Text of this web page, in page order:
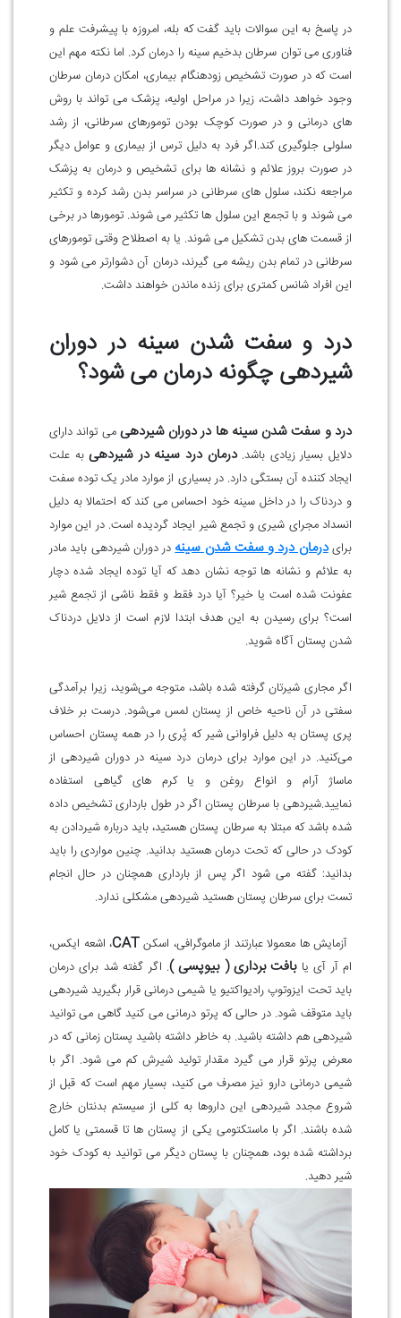
در پاسخ به این سوالات باید گفت که بله، امروزه با پیشرفت علم و
فناوری می توان سرطان بدخیم سینه را درمان کرد. اما نکته مهم این
است که در صورت تشخیص زودهنگام بیماری، امکان درمان سرطان
وجود خواهد داشت، زیرا در مراحل اولیه، پزشک می تواند با روش
های درمانی و در صورت کوچک بودن تومورهای سرطانی، از رشد
سلولی جلوگیری کند.اگر فرد به دلیل ترس از بیماری و عوامل دیگر
در صورت بروز علائم و نشانه ها برای تشخیص و درمان به پزشک
مراجعه نکند، سلول های سرطانی در سراسر بدن رشد کرده و تکثیر
می شوند و با تجمع این سلول ها تکثیر می شوند. تومورها در برخی
از قسمت های بدن تشکیل می شوند. یا به اصطلاح وقتی تومورهای
سرطانی در تمام بدن ریشه می گیرند، درمان آن دشوارتر می شود و
این افراد شانس کمتری برای زنده ماندن خواهند داشت.
درد و سفت شدن سینه در دوران
شیردهی چگونه درمان می شود؟
درد و سفت شدن سینه ها در دوران شیردهی می تواند دارای
دلایل بسیار زیادی باشد.درمان درد سینه در شیردهیبه علت
ایجاد کننده آن بستگی دارد. در بسیاری از موارد مادر یک توده سفت
و دردناک را در داخل سینه خود احساس می کند که احتمالا به دلیل
انسداد مجرای شیری و تجمع شیر ایجاد گردیده است. در این موارد
برایدرمان درد و سفت شدن سینهدر دوران شیردهی باید مادر
به علائم و نشانه ها توجه نشان دهد که آیا توده ایجاد شده دچار
عفونت شده است یا خیر؟ آیا درد فقط و فقط ناشی از تجمع شیر
است؟ برای رسیدن به این هدف ابتدا لازم است از دلایل دردناک
شدن پستان آگاه شوید.
اگر مجاری شیرتان گرفته شده باشد، متوجه می‌شوید، زیرا برآمدگی
سفتی در آن ناحیه خاص از پستان لمس می‌شود. درست بر خلاف
پری پستان به دلیل فراوانی شیر که پُری را در همه پستان احساس
می‌کنید. در این موارد برای درمان درد سینه در دوران شیردهی از
ماساژ آرام و انواع روغن و یا کرم های گیاهی استفاده
نمایید.شیردهی با سرطان پستان اگر در طول بارداری تشخیص داده
شده باشد که مبتلا به سرطان پستان هستید، باید درباره شیردادن به
کودک در حالی که تحت درمان هستید بدانید. چنین مواردی را باید
بدانید: گفته می شود اگر پس از بارداری همچنان در حال انجام
تست برای سرطان پستان هستید شیردهی مشکلی ندارد.
آزمایش ها معمولا عبارتند از ماموگرافی، اسکنCAT، اشعه ایکس،
ام آر آی یابافت برداری ( بیوپسی ). اگر گفته شد برای درمان
باید تحت ایزوتوپ رادیواکتیو یا شیمی درمانی قرار بگیرید شیردهی
باید متوقف شود. در حالی که پرتو درمانی می کنید گاهی می توانید
شیردهی هم داشته باشید. به خاطر داشته باشید پستان زمانی که در
معرض پرتو قرار می گیرد مقدار تولید شیرش کم می شود. اگر با
شیمی درمانی دارو نیز مصرف می کنید، بسیار مهم است که قبل از
شروع مجدد شیردهی این داروها به کلی از سیستم بدنتان خارج
شده باشند. اگر با ماستکتومی یکی از پستان ها تا قسمتی یا کامل
برداشته شده بود، همچنان با پستان دیگر می توانید به کودک خود
شیر دهید.